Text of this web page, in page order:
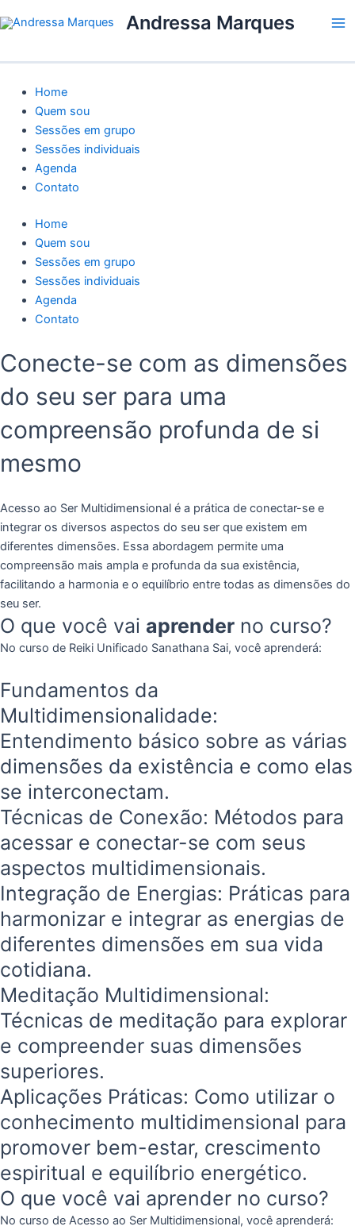
para
conteúdo
Andressa Marques
Home
Quem sou
Sessões em grupo
Sessões individuais
Agenda
Contato
Home
Quem sou
Sessões em grupo
Sessões individuais
Agenda
Contato
Conecte-se com as dimensões
do seu ser para uma
compreensão profunda de si
mesmo
Acesso ao Ser Multidimensional é a prática de conectar-se e
integrar os diversos aspectos do seu ser que existem em
diferentes dimensões. Essa abordagem permite uma
compreensão mais ampla e profunda da sua existência,
facilitando a harmonia e o equilíbrio entre todas as dimensões do
seu ser.
O que você vai aprender no curso?
No curso de Reiki Unificado Sanathana Sai, você aprenderá:
Fundamentos da
Multidimensionalidade:
Entendimento básico sobre as várias
dimensões da existência e como elas
se interconectam.
Técnicas de Conexão: Métodos para
acessar e conectar-se com seus
aspectos multidimensionais.
Integração de Energias: Práticas para
harmonizar e integrar as energias de
diferentes dimensões em sua vida
cotidiana.
Meditação Multidimensional:
Técnicas de meditação para explorar
e compreender suas dimensões
superiores.
Aplicações Práticas: Como utilizar o
conhecimento multidimensional para
promover bem-estar, crescimento
espiritual e equilíbrio energético.
O que você vai aprender no curso?
No curso de Acesso ao Ser Multidimensional, você aprenderá: